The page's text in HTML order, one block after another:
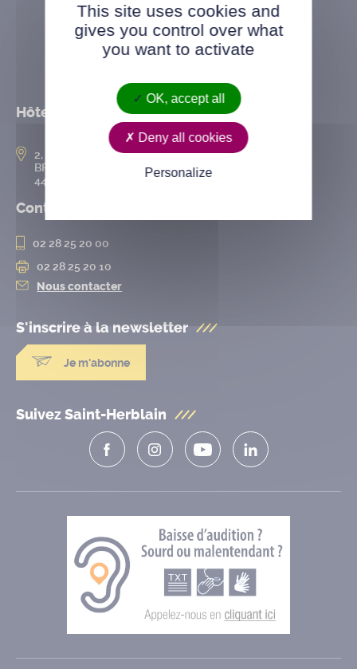
Hôtel de ville
2, rue de l’Hôtel-de-Ville
BP 50167
44802 Saint-Herblain cedex
Contact
02 28 25 20 00
02 28 25 20 10
Nous contacter
S'inscrire à la newsletter
Je m'abonne
Suivez Saint-Herblain
This site uses cookies and
gives you control over what
you want to activate
OK, accept all
Deny all cookies
Personalize